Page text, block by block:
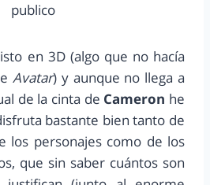
publico
en 3D (algo que no hacía
Avatar) y aunque no llega a
de la cinta de Cameron he
bastante bien tanto de
los personajes como de los
que sin saber cuántos son